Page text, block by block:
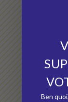
« Après
une
rendent
Ben